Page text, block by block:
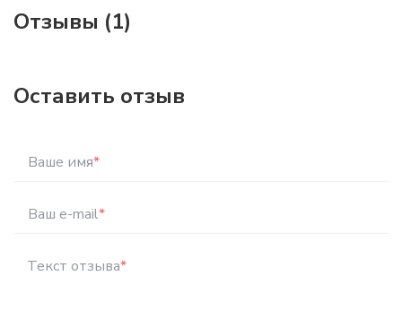
Отзывы (1)
Оставить отзыв
Ваше имя*
Ваш e-mail*
Текст отзыва*